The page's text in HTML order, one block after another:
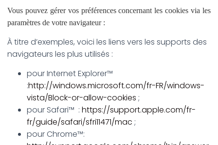
Vous pouvez gérer vos préférences concernant les cookies via les
paramètres de votre navigateur :
À titre d’exemples, voici les liens vers les supports des
navigateurs les plus utilisés :
pour Internet Explorer™
:http://windows.microsoft.com/fr-FR/windows-
vista/Block-or-allow-cookies ;
pour Safari™ : https://support.apple.com/fr-
fr/guide/safari/sfri11471/mac ;
pour Chrome™: